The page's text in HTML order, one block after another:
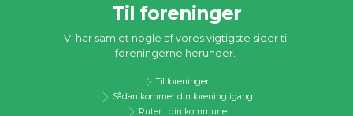
Til foreninger
Vi har samlet nogle af vores vigtigste sider til
foreningerne herunder.
Til foreninger
Sådan kommer din forening igang
Ruter i din kommune